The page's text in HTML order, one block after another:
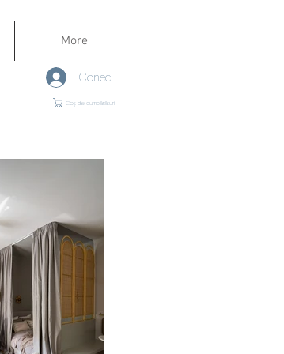
More
Conectează-te
Coș de cumpărături